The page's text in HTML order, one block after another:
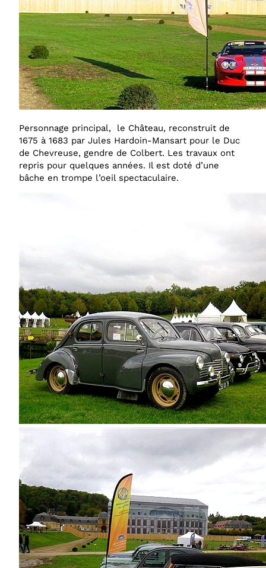
Personnage principal, le Château, reconstruit de
1675 à 1683 par Jules Hardoin-Mansart pour le Duc
de Chevreuse, gendre de Colbert. Les travaux ont
repris pour quelques années. Il est doté d’une
bâche en trompe l’oeil spectaculaire.